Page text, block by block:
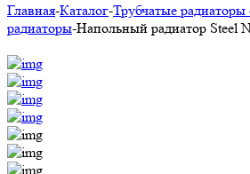
Главная-Каталог-Трубчатые радиаторы
радиаторы-Напольный радиатор Steel